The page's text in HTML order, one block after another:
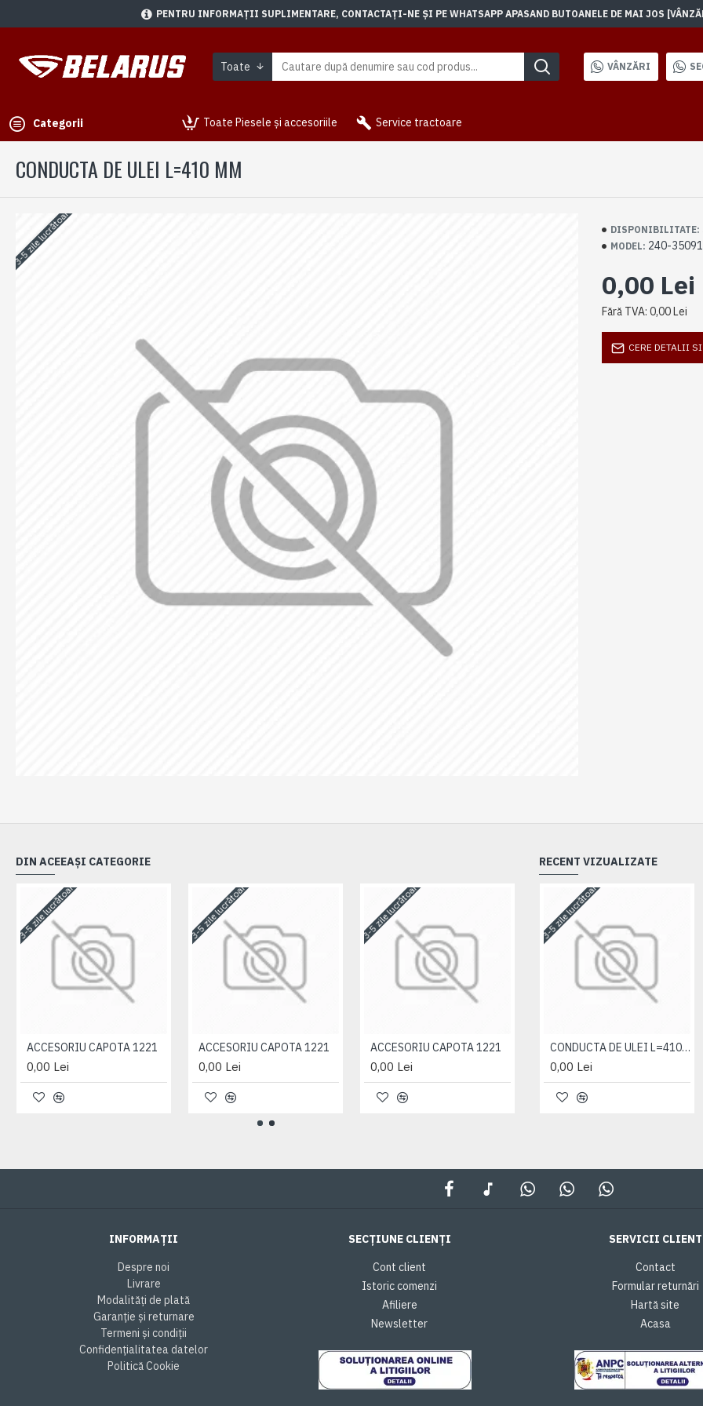
PENTRU INFORMAȚII SUPLIMENTARE, CONTACTAȚI-NE ȘI PE WHATSAPP APASAND BUTOANELE DE MAI JOS
Toate VÂNZĂRI
Categorii Toate Piesele și accesoriile Service tractoare
CONDUCTA DE ULEI L=410 MM
3-5 zile lucrătoare DISPONIBILITATE:
MODEL: 240-
0,00 Lei
Fără TVA: 0,00 Lei
CERE DETALII
DIN ACEEAȘI CATEGORIE
3-5 zile lucrătoare
ACCESORIU CAPOTA 1221
0,00 Lei
3-5 zile lucrătoare
ACCESORIU CAPOTA 1221
0,00 Lei
3-5 zile lucrătoare
ACCESORIU CAPOTA 1221
0,00 Lei
3-5 zile lucrătoare
ACCESORIU CAPOTA 1221
0,00 Lei
RECENT VIZUALIZATE
3-5 zile lucrătoare
CONDUCTA DE ULEI L=410 MM
0,00 Lei
INFORMAȚII
Despre noi
Livrare
Modalități de plată
Garanție și returnare
Termeni și condiții
Confidențialitatea datelor
Politică Cookie
SECȚIUNE CLIENȚI
Cont client
Istoric comenzi
Afiliere
Newsletter
SERVICII CLIENT
Contact
Formular returnări
Hartă site
Acasa